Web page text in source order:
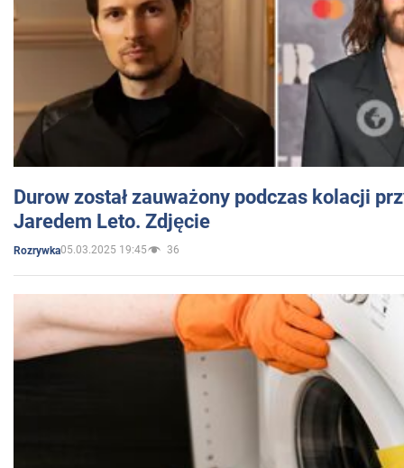
Durow został zauważony podczas kolacji
Jaredem Leto. Zdjęcie
Rozrywka05.03.2025 19:45 36